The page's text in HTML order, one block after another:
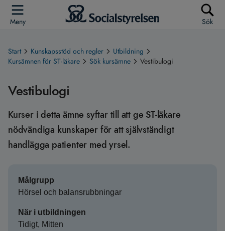
Meny Sök
Start Kunskapsstöd och regler
Utbildning
Kursämnen för ST-läkare
Sök kursämne Vestibulogi
Vestibulogi
Kurser i detta ämne syftar till att ge ST-läkare
nödvändiga kunskaper för att självständigt
handlägga patienter med yrsel.
Målgrupp
Hörsel och balansrubbningar
När i utbildningen
Tidigt, Mitten